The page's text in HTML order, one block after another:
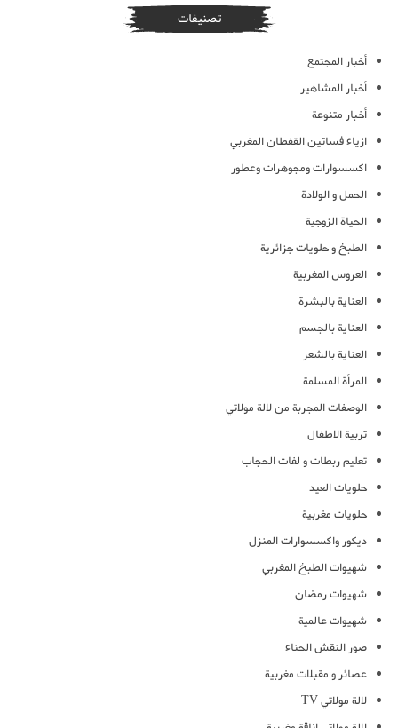
تصنيفات
أخبار المجتمع
أخبار المشاهير
أخبار متنوعة
ازياء فساتين القفطان المغربي
اكسسوارات ومجوهرات وعطور
الحمل و الولادة
الحياة الزوجية
الطبخ و حلويات جزائرية
العروس المغربية
العناية بالبشرة
العناية بالجسم
العناية بالشعر
المرأة المسلمة
الوصفات المجربة من لالة مولاتي
تربية الاطفال
تعليم ربطات و لفات الحجاب
حلويات العيد
حلويات مغربية
ديكور واكسسوارات المنزل
شهيوات الطبخ المغربي
شهيوات رمضان
شهيوات عالمية
صور النقش الحناء
عصائر و مقبلات مغربية
لالة مولاتي TV